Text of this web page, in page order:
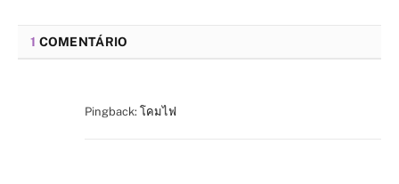
1 COMENTÁRIO
Pingback: โคมไฟ